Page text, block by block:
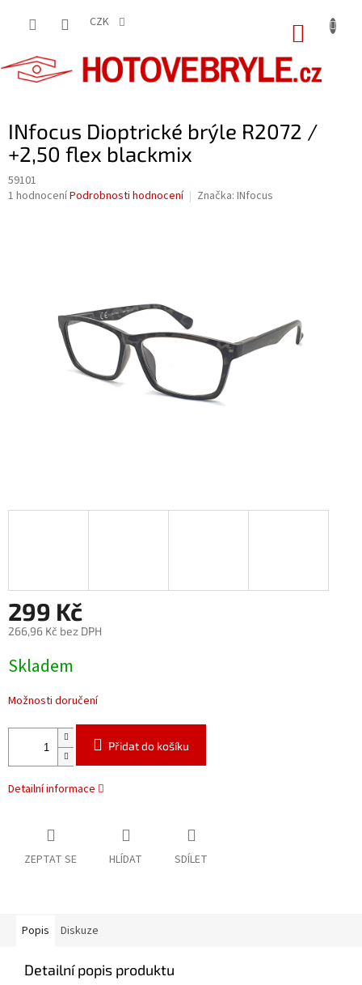
CZK
INfocus Dioptrické brýle R2072 /
+2,50 flex blackmix
59101
Průměrné
1 hodnoceníPodrobnosti hodnocení Značka: INfocus
299 Kč
266,96 Kč bez DPH
cena:
Skladem
Možnosti doručení
Přidat do košíku
Detailní informace
ZEPTAT SE HLÍDAT SDÍLET
Popis Diskuze
Detailní popis produktu